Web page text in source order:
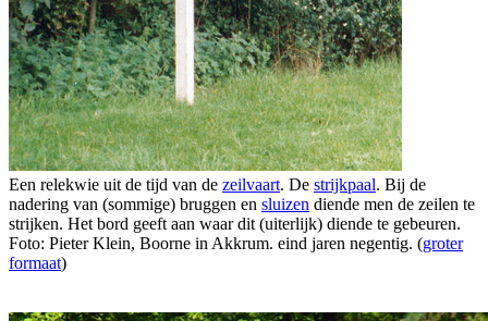
Een relekwie uit de tijd van de zeilvaart. De strijkpaal. Bij de
nadering van (sommige) bruggen en sluizen diende men de zeilen te
strijken. Het bord geeft aan waar dit (uiterlijk) diende te gebeuren.
Foto: Pieter Klein, Boorne in Akkrum. eind jaren negentig. (groter
formaat)